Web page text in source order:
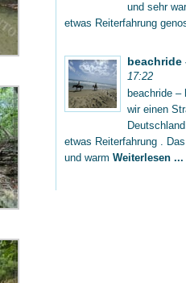
und sehr
etwas Reiterfahrung
beachride
17:22
beachride –
wir einen
etwas Reiterfahrung .
und warm Weiterlesen ...